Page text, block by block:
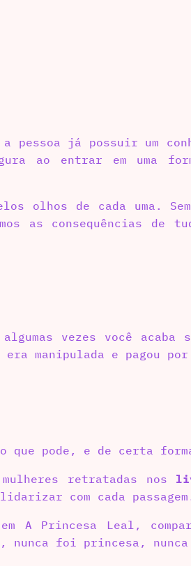
a pessoa já possuir um
ao entrar em uma
de cada uma.
as consequências de
vezes você acaba
era manipulada e pagou
que pode, e de certa
retratadas nos
com cada
A Princesa Leal,
foi princesa,